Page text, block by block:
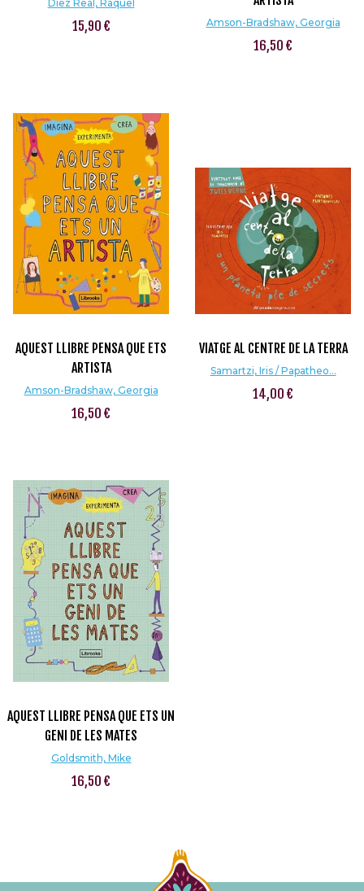
Díez Real, Raquel
15,90 € Amson-Bradshaw, Georgia
16,50 €
AQUEST LLIBRE PENSA QUE ETS
ARTISTA
Amson-Bradshaw, Georgia
16,50 €
VIATGE AL CENTRE DE LA TERRA
Samartzi, Iris / Papatheo...
14,00 €
AQUEST LLIBRE PENSA QUE ETS UN
GENI DE LES MATES
Goldsmith, Mike
16,50 €